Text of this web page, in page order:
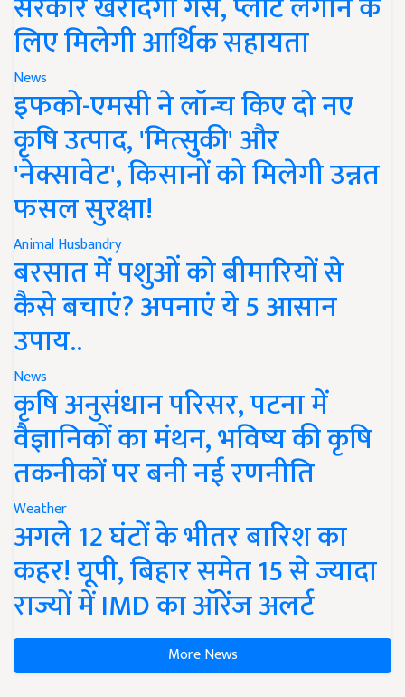
लिए मिलेगी आर्थिक सहायता
News
इफको-एमसी ने लॉन्च किए दो नए
कृषि उत्पाद, 'मित्सुकी' और
'नेक्सावेट', किसानों को मिलेगी उन्नत
फसल सुरक्षा!
Animal Husbandry
बरसात में पशुओं को बीमारियों से
कैसे बचाएं? अपनाएं ये 5 आसान
उपाय..
News
कृषि अनुसंधान परिसर, पटना में
वैज्ञानिकों का मंथन, भविष्य की कृषि
तकनीकों पर बनी नई रणनीति
Weather
अगले 12 घंटों के भीतर बारिश का
कहर! यूपी, बिहार समेत 15 से ज्यादा
राज्यों में IMD का ऑरेंज अलर्ट
More News